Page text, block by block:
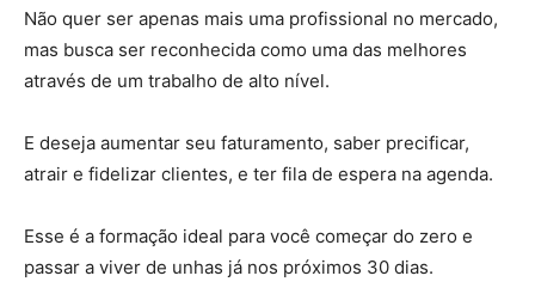
Não quer ser apenas mais uma profissional no mercado,
mas busca ser reconhecida como uma das melhores
através de um trabalho de alto nível.
E deseja aumentar seu faturamento, saber precificar,
atrair e fidelizar clientes, e ter fila de espera na agenda.
Esse é a formação ideal para você começar do zero e
passar a viver de unhas já nos próximos 30 dias.